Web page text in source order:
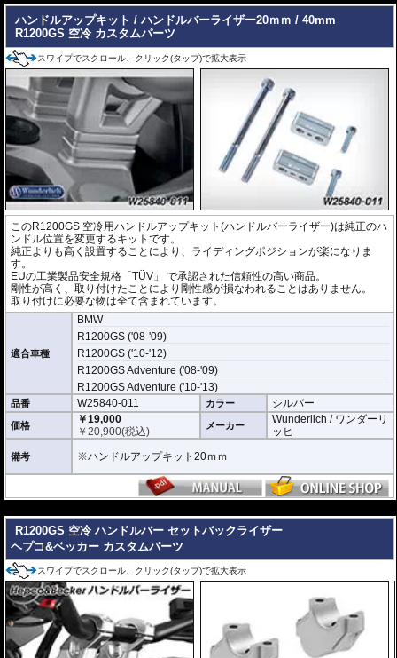
ハンドルアップキット / ハンドルバーライザー20ｍｍ / 40mm
R1200GS 空冷 カスタムパーツ
スワイプでスクロール、クリック(タップ)で拡大表示
このR1200GS 空冷用ハンドルアップキット(ハンドルバーライザー)は純正のハ
ンドル位置を変更するキットです。
純正よりも高く設置することにより、ライディングポジションが楽になりま
す。
EUの工業製品安全規格「TÜV」 で承認された信頼性の高い商品。
剛性が高く、取り付けたことにより剛性感が損なわれることはありません。
取り付けに必要な物は全て含まれています。
適合車種
BMW
R1200GS ('08-'09)
R1200GS ('10-'12)
R1200GS Adventure ('08-'09)
R1200GS Adventure ('10-'13)
品番 W25840-011 カラー シルバー
価格
￥19,000
￥20,900(税込) メーカー
Wunderlich / ワンダーリ
ッヒ
備考 ※ハンドルアップキット20ｍｍ
R1200GS 空冷 ハンドルバー セットバックライザー
ヘプコ&ベッカー カスタムパーツ
スワイプでスクロール、クリック(タップ)で拡大表示